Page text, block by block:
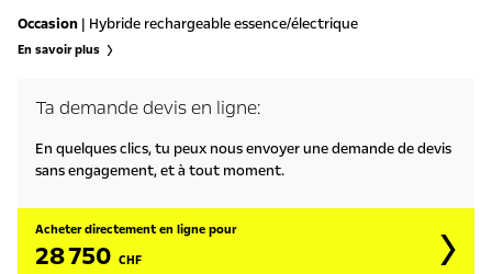
Occasion | Hybride rechargeable essence/électrique
En savoir plus
Ta demande devis en ligne:
En quelques clics, tu peux nous envoyer une demande de devis
sans engagement, et à tout moment.
Acheter directement en ligne pour
28 750 CHF